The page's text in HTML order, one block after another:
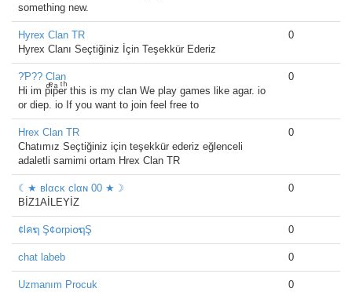
something new.
Hyrex Clan TR
Hyrex Clanı Seçtiğiniz İçin Teşekkür Ederiz
0
?Ƥ?? Clan
Hi im pͩiͤpͣeͭrͪ this is my clan We play games like agar. io
or diep. io If you want to join feel free to
0
Hrex Clan TR
Chatımız Seçtiğiniz için teşekkür ederiz eğlenceli
adaletli samimi ortam Hrex Clan TR
0
☾★ вlαcĸ clαɴ 00 ★☽
BİZ1AİLEYİZ
0
¢lคຖ Ş¢໐rpi໐ຖŞ 0
chat labeb 0
Uzmanım Procuk
0